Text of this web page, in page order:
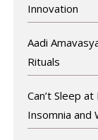
Innovation
Aadi
Rituals
Can’t Sleep
Insomnia and